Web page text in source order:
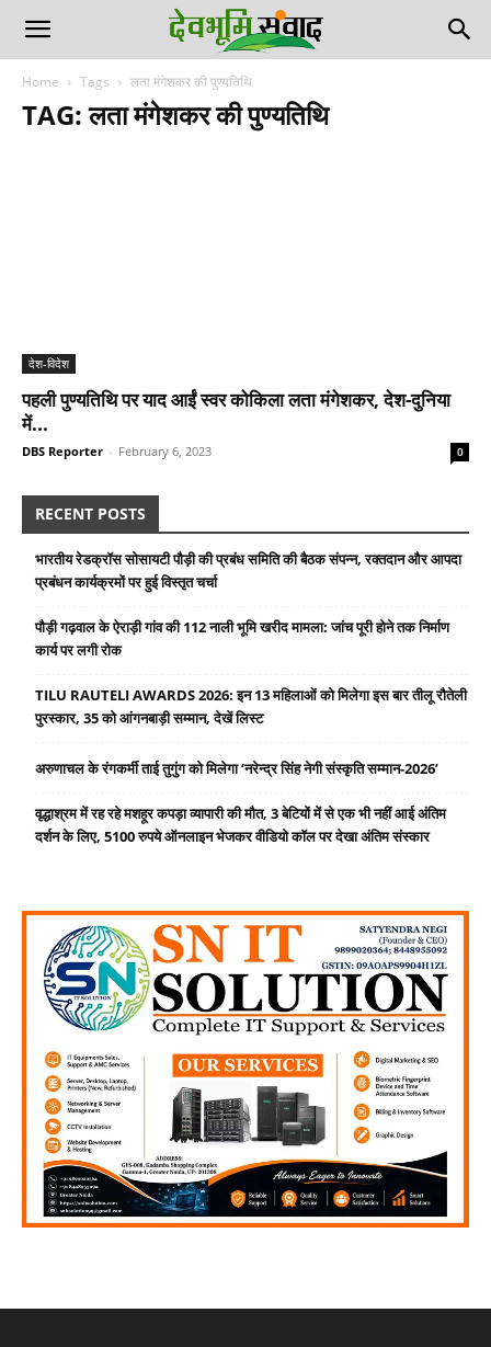
Home Tags लता मंगेशकर की पुण्यतिथि
TAG: लता मंगेशकर की पुण्यतिथि
देश-विदेश
पहली पुण्यतिथि पर याद आईं स्वर कोकिला लता मंगेशकर, देश-दुनिया
में...
DBS Reporter - February 6, 2023 0
RECENT POSTS
भारतीय रेडक्रॉस सोसायटी पौड़ी की प्रबंध समिति की बैठक संपन्न, रक्तदान और आपदा
प्रबंधन कार्यक्रमों पर हुई विस्तृत चर्चा
पौड़ी गढ़वाल के ऐराड़ी गांव की 112 नाली भूमि खरीद मामला: जांच पूरी होने तक निर्माण
कार्य पर लगी रोक
TILU RAUTELI AWARDS 2026: इन 13 महिलाओं को मिलेगा इस बार तीलू रौतेली
पुरस्कार, 35 को आंगनबाड़ी सम्मान, देखें लिस्ट
अरुणाचल के रंगकर्मी ताई तुगुंग को मिलेगा ‘नरेन्द्र सिंह नेगी संस्कृति सम्मान-2026’
वृद्धाश्रम में रह रहे मशहूर कपड़ा व्यापारी की मौत, 3 बेटियों में से एक भी नहीं आई अंतिम
दर्शन के लिए, 5100 रुपये ऑनलाइन भेजकर वीडियो कॉल पर देखा अंतिम संस्कार